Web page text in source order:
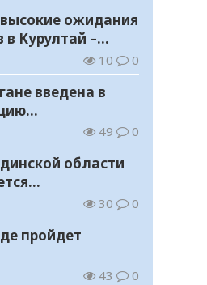
ожидания
в Курултай –
мнения
10 0
введена в
49 0
области
акция «Таза
30 0
пройдет
43 0